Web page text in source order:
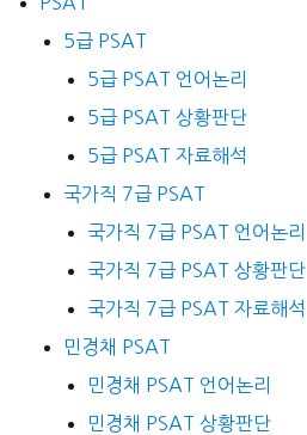
5급 PSAT
5급 PSAT 언어논리
5급 PSAT 상황판단
5급 PSAT 자료해석
국가직 7급 PSAT
국가직 7급 PSAT 언어논리
국가직 7급 PSAT 상황판단
국가직 7급 PSAT 자료해석
민경채 PSAT
민경채 PSAT 언어논리
민경채 PSAT 상황판단